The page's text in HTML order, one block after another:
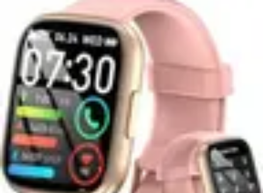
Analyse et performancesActualitésAnalyse des
performancesTendances Analyses
Basket Actu